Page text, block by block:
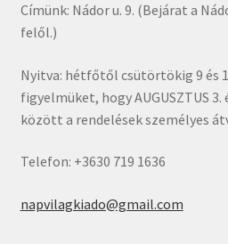
Címünk: Nádor u. 9. (Bejárat a
felől.)
Nyitva: hétfőtől csütörtökig 9 és
figyelmüket, hogy AUGUSZTUS 3.
között a rendelések személyes
Telefon: +3630 719 1636
napvilagkiado@gmail.com